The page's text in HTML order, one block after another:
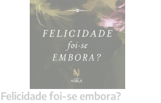
Felicidade foi-se embora?